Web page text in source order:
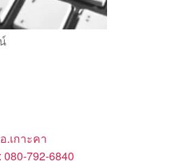
.เกาะคา
792-6840